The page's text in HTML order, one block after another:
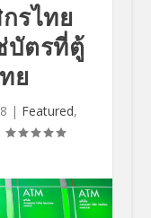
รไทย
บัตรที่ตู้
ย
| Featured,